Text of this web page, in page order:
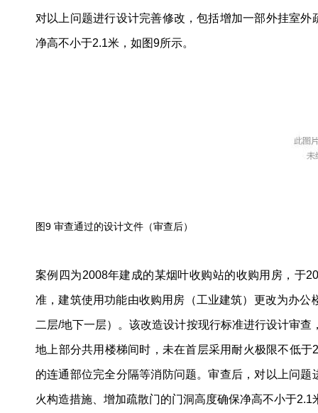
对以上问题进行设计完善修改，包括增加一部外挂室
净高不小于2.1米，如图9所示。
图9 审查通过的设计文件（审查后）
案例四为2008年建成的某烟叶收购站的收购用房，于
准，建筑使用功能由收购用房（工业建筑）更改为办
二层/地下一层）。该改造设计按现行标准进行设计审
地上部分共用楼梯间时，未在首层采用耐火极限不低
的连通部位完全分隔等消防问题。审查后，对以上问
火构造措施、增加疏散门的门洞高度确保净高不小于2.1